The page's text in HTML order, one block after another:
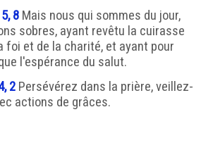
8 Mais nous qui sommes du jour,
sobres, ayant revêtu la cuirasse
foi et de la charité, et ayant pour
l'espérance du salut.
2 Persévérez dans la prière, veillez-
actions de grâces.